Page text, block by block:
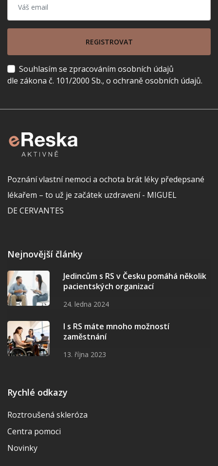
REGISTROVAT
Souhlasím se zpracováním osobních údajů
dle zákona č. 101/2000 Sb., o ochraně osobních údajů.
Poznání vlastní nemoci a ochota brát léky předepsané
lékařem – to už je začátek uzdravení - MIGUEL
DE CERVANTES
Nejnovější články
Jedincům s RS v Česku pomáhá několik
pacientských organizací
24. ledna 2024
I s RS máte mnoho možností
zaměstnání
13. října 2023
Rychlé odkazy
Roztroušená skleróza
Centra pomoci
Novinky